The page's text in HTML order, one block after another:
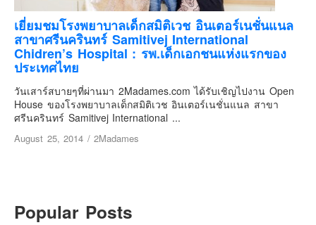
ตุรกี-ตุรเคีย
เยอรมัน
ฝรั่งเศส
ออสเตรีย
สาธารณรัฐเช็ก
ฮังการี
เนเธอร์แลนด์
โปรตุเกส
เยี่ยมชมโรงพยาบาลเด็กสมิติเวช อินเตอร์เนชั่นแนล
สาขาศรีนครินทร์ Samitivej International
Chidren’s Hospital : รพ.เด็กเอกชนแห่งแรกของ
ประเทศไทย
วันเสาร์สบายๆที่ผ่านมา 2Madames.com ได้รับเชิญไปงาน Open
House ของโรงพยาบาลเด็กสมิติเวช อินเตอร์เนชั่นแนล สาขา
ศรีนครินทร์ Samitivej International ...
August 25, 2014 / 2Madames
Popular Posts